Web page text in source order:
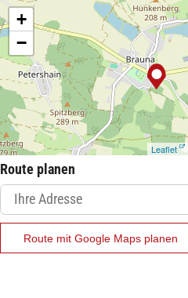
+
−
Leaflet
Route planen
Route mit Google Maps planen